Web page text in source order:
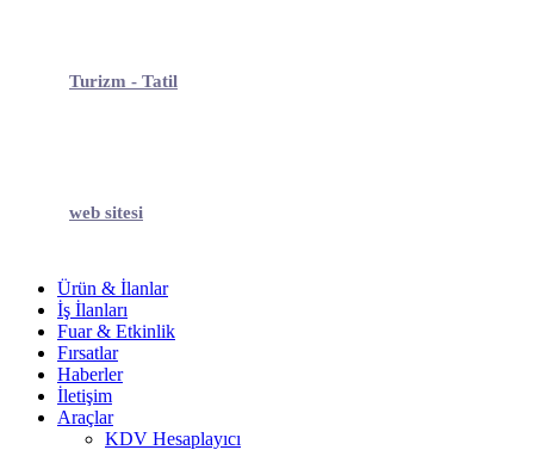
Turizm - Tatil
web sitesi
Ürün & İlanlar
İş İlanları
Fuar & Etkinlik
Fırsatlar
Haberler
İletişim
Araçlar
KDV Hesaplayıcı